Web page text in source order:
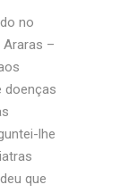
no
–
doenças
lhe
que